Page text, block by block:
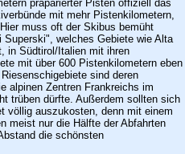
präparierter Pisten offiziell das
mit mehr Pistenkilometern,
muss oft der Skibus bemüht
welches Gebiete wie Alta
in Südtirol/Italien mit ihren
mit über 600 Pistenkilometern eben
sind deren
alpinen Zentren Frankreichs im
trüben dürfte. Außerdem sollten sich
völlig auszukosten, denn mit einem
meist nur die Hälfte der Abfahrten
die schönsten